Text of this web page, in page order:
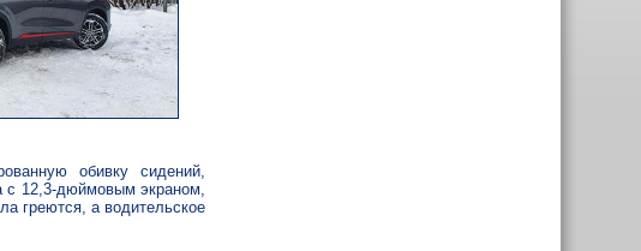
обивку сидений,
с 12,3-дюймовым экраном,
греются, а водительское